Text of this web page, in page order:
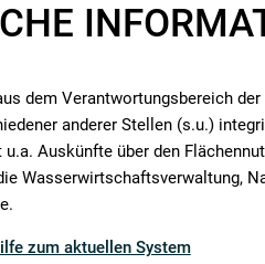
dem Verantwortungsbereich
anderer Stellen (s.u.)
Auskünfte über den
Wasserwirtschaftsverwaltung,
zum aktuellen System